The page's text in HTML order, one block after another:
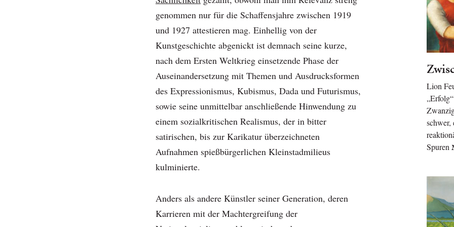
genommen nur für die Schaffensjahre zwischen 1919
und 1927 attestieren mag. Einhellig von der
Kunstgeschichte abgenickt ist demnach seine kurze,
nach dem Ersten Weltkrieg einsetzende Phase der
Auseinandersetzung mit Themen und Ausdrucksformen
des Expressionismus, Kubismus, Dada und Futurismus,
sowie seine unmittelbar anschließende Hinwendung zu
einem sozialkritischen Realismus, der in bitter
satirischen, bis zur Karikatur überzeichneten
Aufnahmen spießbürgerlichen Kleinstadmilieus
kulminierte.
Anders als andere Künstler seiner Generation, deren
Karrieren mit der Machtergreifung der
Lion
schwer,
Spuren